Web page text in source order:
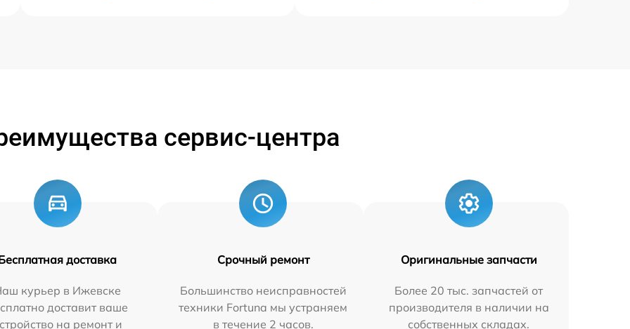
сервис-центра
доставка
курьер в Ижевске
доставит ваше
на ремонт и
Срочный ремонт
Большинство неисправностей
техники Fortuna мы устраняем
в течение 2 часов.
Оригинальные запчасти
Более 20 тыс. запчастей от
производителя в наличии на
собственных складах.